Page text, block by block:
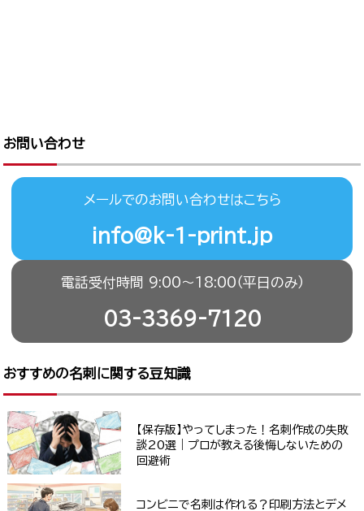
お問い合わせ
メールでのお問い合わせはこちら
info@k-1-print.jp
電話受付時間 9:00〜18:00（平日のみ）
03-3369-7120
おすすめの名刺に関する豆知識
【保存版】やってしまった！名刺作成の失敗
談20選｜プロが教える後悔しないための
回避術
コンビニで名刺は作れる？印刷方法とデメ